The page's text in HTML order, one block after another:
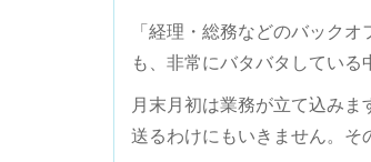
「経理・総務などのバック
も、非常にバタバタしている
月末月初は業務が立て込み
送るわけにもいきません。そ